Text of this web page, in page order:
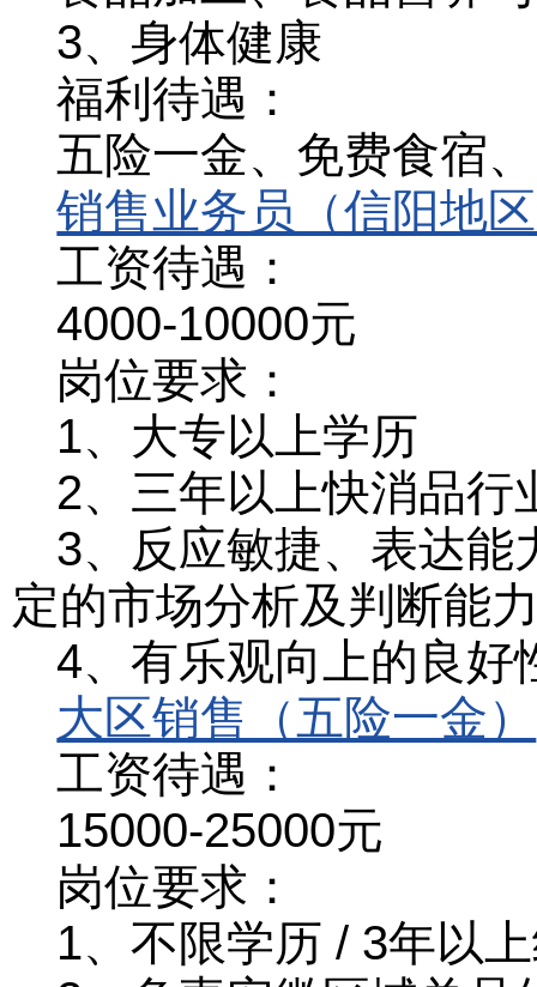
3、身体健康
福利待遇：
五险一金、免费食宿
销售业务员（信阳地
工资待遇：
4000-10000元
岗位要求：
1、大专以上学历
2、三年以上快消品
3、反应敏捷、表达能
定的市场分析及判断能
4、有乐观向上的良好
大区销售（五险一金）
工资待遇：
15000-25000元
岗位要求：
1、不限学历 / 3年以